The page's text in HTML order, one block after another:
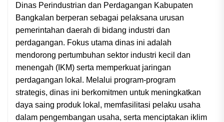
Dinas Perindustrian dan Perdagangan Kabupaten
Bangkalan berperan sebagai pelaksana urusan
pemerintahan daerah di bidang industri dan
perdagangan. Fokus utama dinas ini adalah
mendorong pertumbuhan sektor industri kecil dan
menengah (IKM) serta memperkuat jaringan
perdagangan lokal. Melalui program-program
strategis, dinas ini berkomitmen untuk meningkatkan
daya saing produk lokal, memfasilitasi pelaku usaha
dalam pengembangan usaha, serta menciptakan iklim